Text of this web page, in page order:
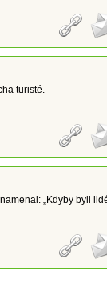
turisté.
„Kdyby byli